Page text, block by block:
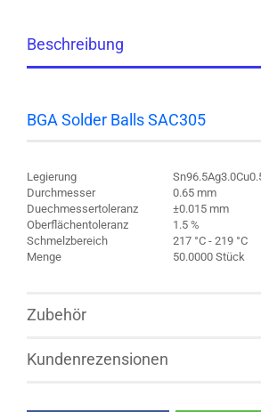
Beschreibung
BGA Solder Balls SAC305
Legierung
Durchmesser
0.65 mm
Duechmessertoleranz
±0.015 mm
Oberflächentoleranz
1.5 %
Schmelzbereich
217 °C - 219 °C
Menge
50.0000 Stück
Zubehör
Kundenrezensionen